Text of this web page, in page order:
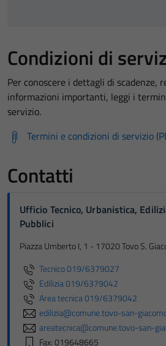
Condizioni di
Per conoscere i dettagli di scadenze,
informazioni importanti, leggi i
servizio.
Termini e condizioni di servizio
Contatti
Ufficio Tecnico, Urbanistica,
Pubblici
Piazza Umberto I, 1 - 17020 Tovo S.
Tecnico 019/6379027
Edilizia 019/6379042
Area tecnica 019/6379042
edilizia@comune.tovo-san-
areatecnica@comune.tovo-san-
Fax: 019648665